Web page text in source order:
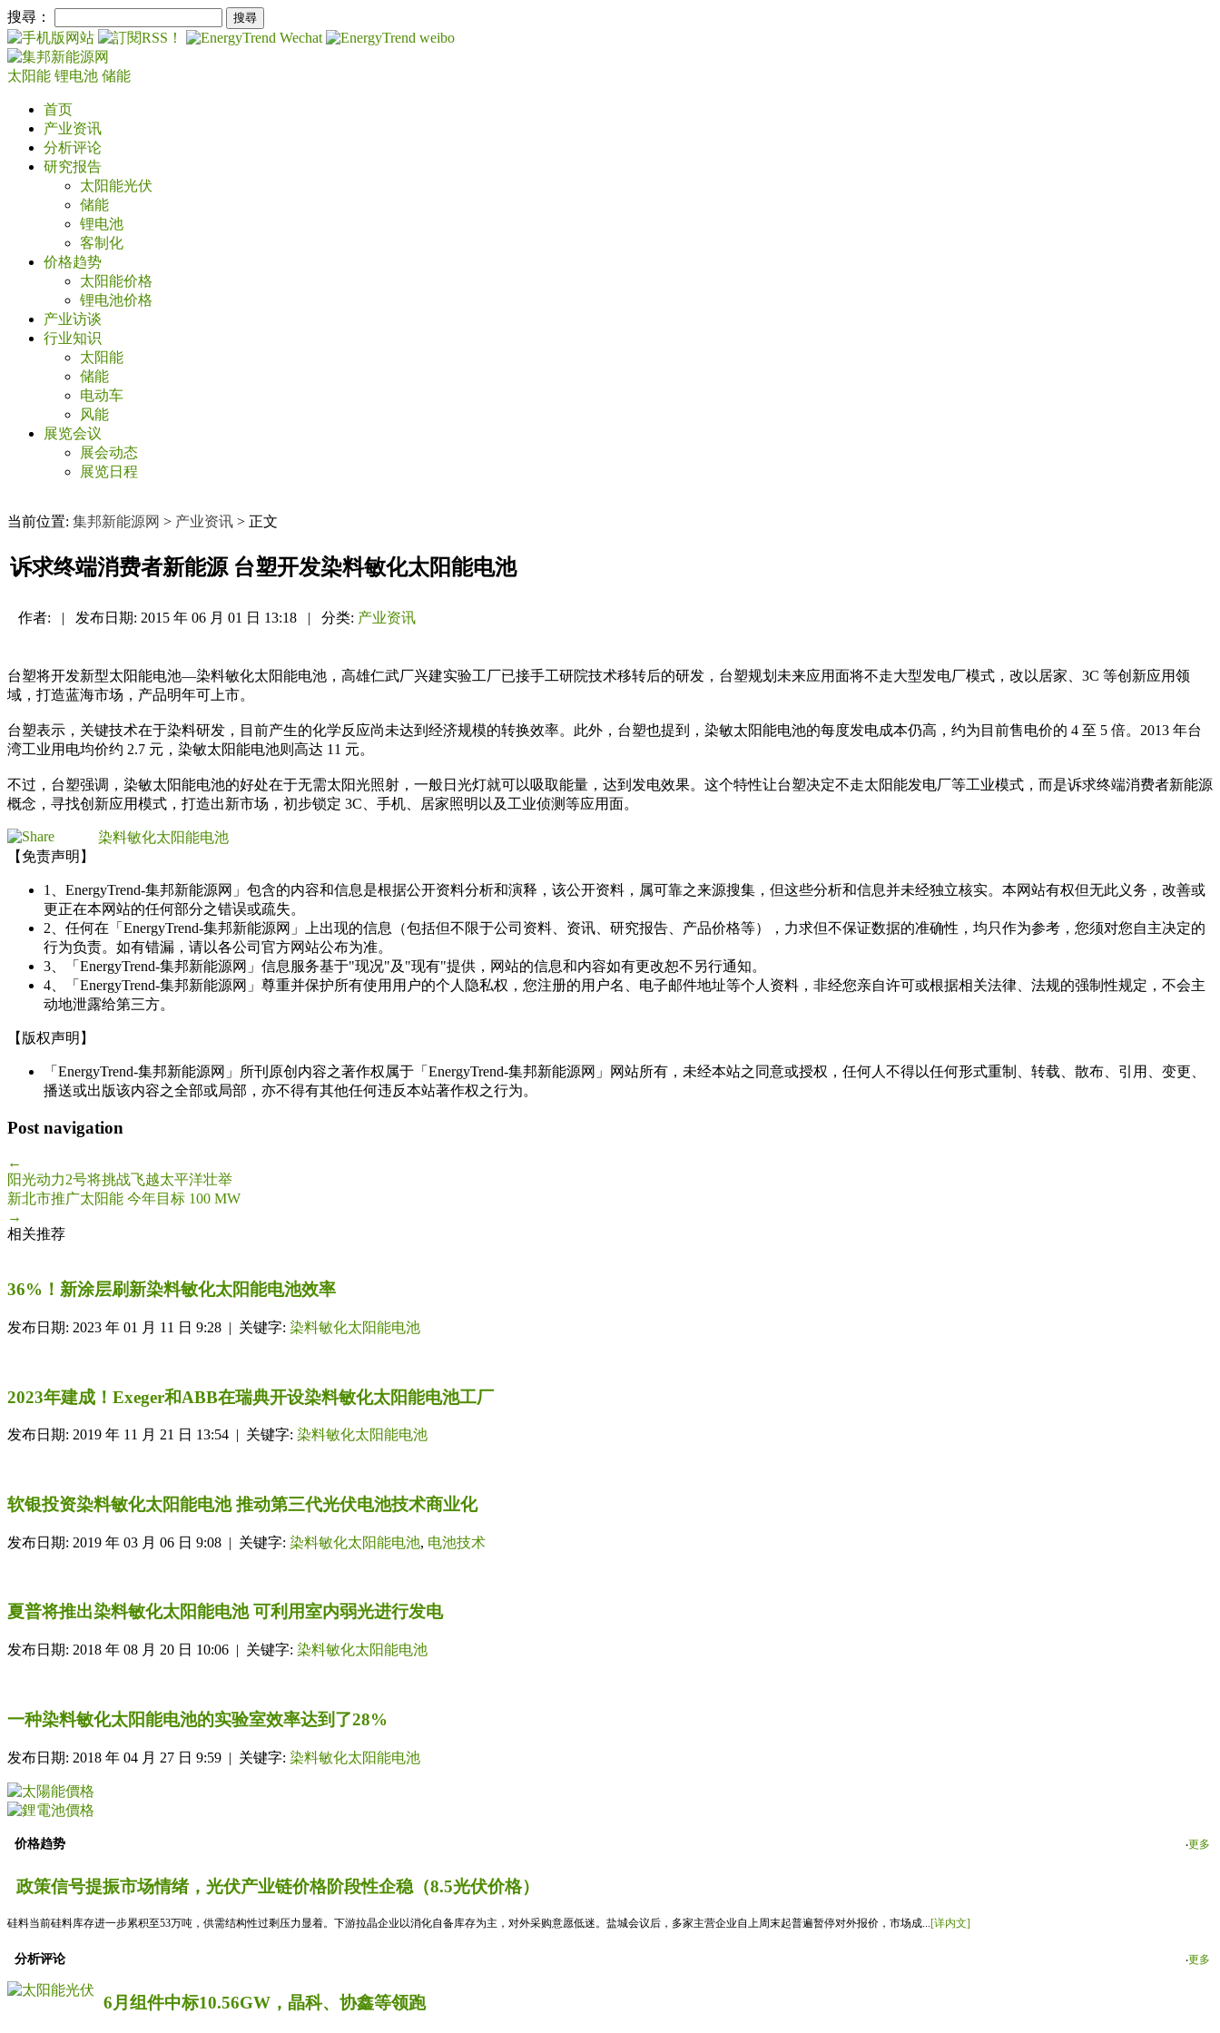
搜尋：
太阳能 锂电池 储能
首页
产业资讯
分析评论
研究报告
太阳能光伏
储能
锂电池
客制化
价格趋势
太阳能价格
锂电池价格
产业访谈
行业知识
太阳能
储能
电动车
风能
展览会议
展会动态
展览日程
当前位置: 集邦新能源网 > 产业资讯 > 正文
诉求终端消费者新能源 台塑开发染料敏化太阳能电池
作者: | 发布日期: 2015 年 06 月 01 日 13:18 | 分类: 产业资讯
台塑将开发新型太阳能电池—染料敏化太阳能电池，高雄仁武厂兴建实验工厂已接手工研院技术移转后的研发，台塑规划未来应用面将不走大型发电厂模式，改以居家、3C 等创新应用领
域，打造蓝海市场，产品明年可上市。
台塑表示，关键技术在于染料研发，目前产生的化学反应尚未达到经济规模的转换效率。此外，台塑也提到，染敏太阳能电池的每度发电成本仍高，约为目前售电价的 4 至 5 倍。2013 年台
湾工业用电均价约 2.7 元，染敏太阳能电池则高达 11 元。
不过，台塑强调，染敏太阳能电池的好处在于无需太阳光照射，一般日光灯就可以吸取能量，达到发电效果。这个特性让台塑决定不走太阳能发电厂等工业模式，而是诉求终端消费者新能源
概念，寻找创新应用模式，打造出新市场，初步锁定 3C、手机、居家照明以及工业侦测等应用面。
染料敏化太阳能电池
【免责声明】
1、EnergyTrend-集邦新能源网」包含的内容和信息是根据公开资料分析和演释，该公开资料，属可靠之来源搜集，但这些分析和信息并未经独立核实。本网站有权但无此义务，改善或
更正在本网站的任何部分之错误或疏失。
2、任何在「EnergyTrend-集邦新能源网」上出现的信息（包括但不限于公司资料、资讯、研究报告、产品价格等），力求但不保证数据的准确性，均只作为参考，您须对您自主决定的
行为负责。如有错漏，请以各公司官方网站公布为准。
3、「EnergyTrend-集邦新能源网」信息服务基于"现况"及"现有"提供，网站的信息和内容如有更改恕不另行通知。
4、「EnergyTrend-集邦新能源网」尊重并保护所有使用用户的个人隐私权，您注册的用户名、电子邮件地址等个人资料，非经您亲自许可或根据相关法律、法规的强制性规定，不会主
动地泄露给第三方。
【版权声明】
「EnergyTrend-集邦新能源网」所刊原创内容之著作权属于「EnergyTrend-集邦新能源网」网站所有，未经本站之同意或授权，任何人不得以任何形式重制、转载、散布、引用、变更、
播送或出版该内容之全部或局部，亦不得有其他任何违反本站著作权之行为。
Post navigation
←
阳光动力2号将挑战飞越太平洋壮举
新北市推广太阳能 今年目标 100 MW
→
相关推荐
36%！新涂层刷新染料敏化太阳能电池效率
发布日期: 2023 年 01 月 11 日 9:28 | 关键字: 染料敏化太阳能电池
2023年建成！Exeger和ABB在瑞典开设染料敏化太阳能电池工厂
发布日期: 2019 年 11 月 21 日 13:54 | 关键字: 染料敏化太阳能电池
软银投资染料敏化太阳能电池 推动第三代光伏电池技术商业化
发布日期: 2019 年 03 月 06 日 9:08 | 关键字: 染料敏化太阳能电池, 电池技术
夏普将推出染料敏化太阳能电池 可利用室内弱光进行发电
发布日期: 2018 年 08 月 20 日 10:06 | 关键字: 染料敏化太阳能电池
一种染料敏化太阳能电池的实验室效率达到了28%
发布日期: 2018 年 04 月 27 日 9:59 | 关键字: 染料敏化太阳能电池
价格趋势 ‧更多
政策信号提振市场情绪，光伏产业链价格阶段性企稳（8.5光伏价格）
硅料当前硅料库存进一步累积至53万吨，供需结构性过剩压力显着。下游拉晶企业以消化自备库存为主，对外采购意愿低迷。盐城会议后，多家主营企业自上周末起普遍暂停对外报价，市场成...[详内文]
分析评论 ‧更多
6月组件中标10.56GW，晶科、协鑫等领跑